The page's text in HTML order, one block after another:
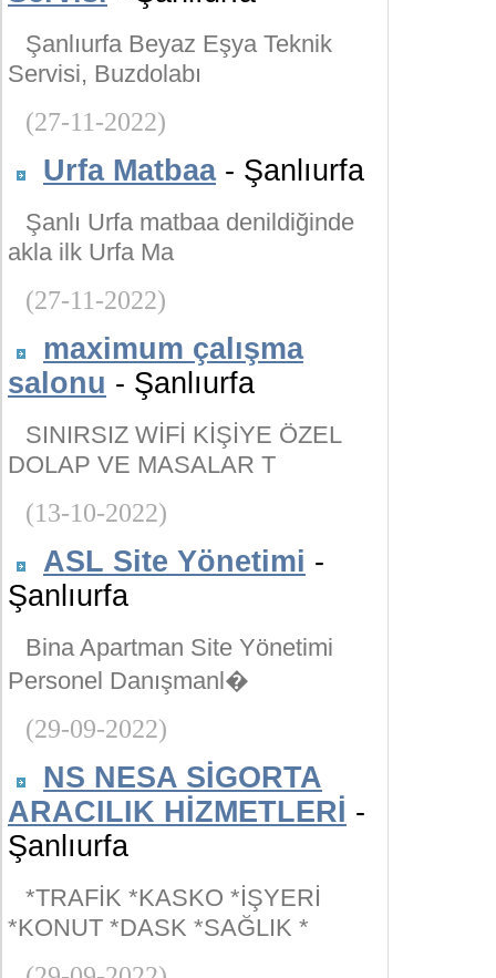
Şanlıurfa Beyaz Eşya Teknik
Servisi, Buzdolabı
(27-11-2022)
Urfa Matbaa- Şanlıurfa
Şanlı Urfa matbaa denildiğinde
akla ilk Urfa Ma
(27-11-2022)
maximum çalışma
salonu - Şanlıurfa
SINIRSIZ WİFİ KİŞİYE ÖZEL
DOLAP VE MASALAR T
(13-10-2022)
ASL Site Yönetimi -
Şanlıurfa
Bina Apartman Site Yönetimi
Personel Danışmanl�
(29-09-2022)
NS NESA SİGORTA
ARACILIK HİZMETLERİ -
Şanlıurfa
*TRAFİK *KASKO *İŞYERİ
*KONUT *DASK *SAĞLIK *